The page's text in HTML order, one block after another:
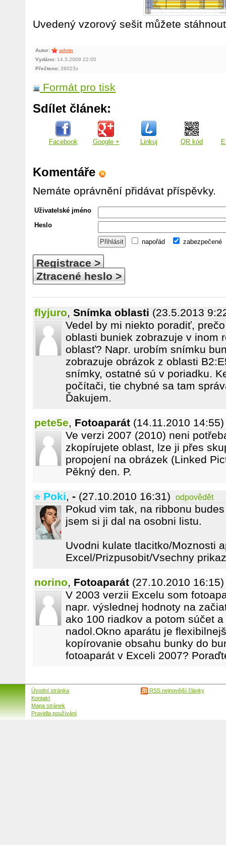
Uvedený vzorový sešit můžete
Autor:
admin
Vydáno: 14.3.2009 22:00
Přečteno: 28023x
Formát pro tisk
Sdílet článek:
Facebook Google + Linkuj QR kód
Komentáře
Nemáte oprávnění přidávat příspěvky.
Uživatelské jméno
Heslo
napořád zabezpečené
Registrace >
Ztracené heslo >
flyjuro, Snímka oblasti (23.5.2013
Vedel by mi niekto poradiť,
oblasti buniek zobrazuje v inom
oblasť? Napr. urobím snímku
zobrazuje obrázok z oblasti
snímky, ostatné sú v poriadku.
počítači, tie chybné sa tam
Ďakujem.
pete5e, Fotoaparát (14.11.2010 14:55)
Ve verzi 2007 (2010) neni
zkopírujete oblast, lze ji přes
propojení na obrázek (Linked
Pěkný den. P.
Poki, - (27.10.2010 16:31) odpovědět
Pokud vim tak, na ribbonu
jsem si ji dal na osobni listu.
Uvodni kulate tlacitko/Moznosti
Excel/Prizpusobit/Vsechny
norino, Fotoaparát (27.10.2010 16:15)
V 2003 verzii Excelu som
napr. výslednej hodnoty na
ako 100 riadkov a potom súčet
nadol.Okno aparátu je
kopírovanie obsahu bunky do
fotoaparát v Exceli 2007?
Úvodní stránka
Kontakt
Mapa stránek
Pravidla používání
RSS nejnovější články